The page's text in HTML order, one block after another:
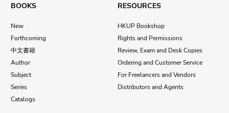
BOOKS
New
Forthcoming
中文書籍
Author
Subject
Series
Catalogs
RESOURCES
HKUP Bookshop
Rights and Permissions
Review, Exam and Desk Copies
Ordering and Customer Service
For Freelancers and Vendors
Distributors and Agents